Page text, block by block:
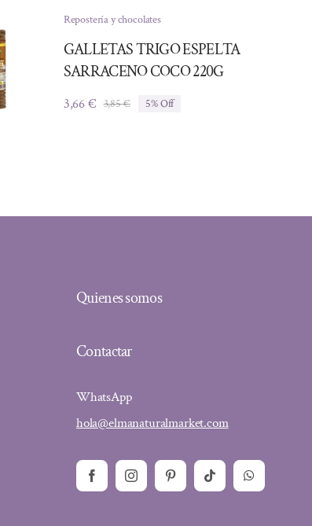
Repostería y chocolates
GALLETAS TRIGO ESPELTA
SARRACENO COCO 220G
3,85€El
3,66€
El
5% Off
Quienes somos
Contactar
WhatsApp
hola@elmanaturalmarket.com